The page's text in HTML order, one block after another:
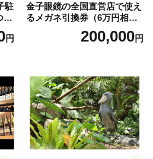
駐
円
金子眼鏡の全国直営店で使え
るメガネ引換券（6万円相
当） Platinum200,000円